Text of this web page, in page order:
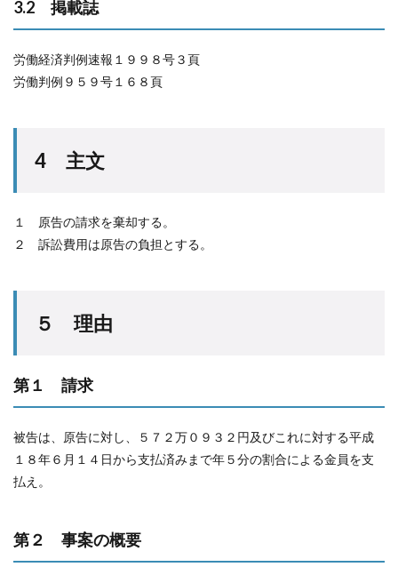
3.2 掲載誌
労働経済判例速報１９９８号３頁
労働判例９５９号１６８頁
4 主文
１ 原告の請求を棄却する。
２ 訴訟費用は原告の負担とする。
５ 理由
第１ 請求
被告は、原告に対し、５７２万０９３２円及びこれに対する平成
１８年６月１４日から支払済みまで年５分の割合による金員を支
払え。
第２ 事案の概要